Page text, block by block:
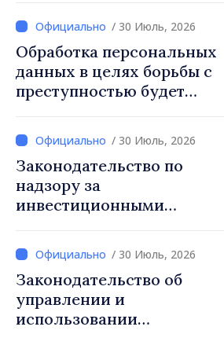
отмечаться ежегодно 25
сентября
/ 30 Июль, 2026
Обработка персональных
данных в целях борьбы с
преступностью будет
законом
/ 30 Июль, 2026
Законодательство по
надзору за
инвестиционными
соответствие с нормами ЕС
/ 30 Июль, 2026
Законодательство об
управлении и
использовании